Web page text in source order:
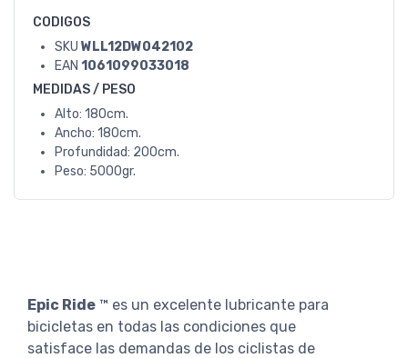
CODIGOS
SKU WLL12DW042102
EAN 1061099033018
MEDIDAS / PESO
Alto: 180cm.
Ancho: 180cm.
Profundidad: 200cm.
Peso: 5000gr.
Epic Ride ™ es un excelente lubricante para
bicicletas en todas las condiciones que
satisface las demandas de los ciclistas de